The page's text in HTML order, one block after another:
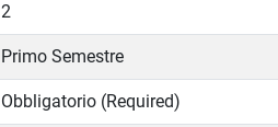
2
Primo Semestre
Obbligatorio (Required)